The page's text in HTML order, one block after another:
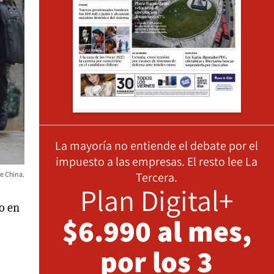
China.
en
La mayoría no entiende el debate por el
impuesto a las empresas. El resto lee La
Tercera.
Plan Digital+
$6.990 al mes,
por los 3